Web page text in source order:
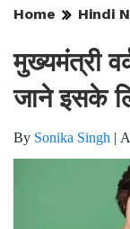
Home Hindi
मुख्यमंत्री
जाने इसके
By Sonika Singh |